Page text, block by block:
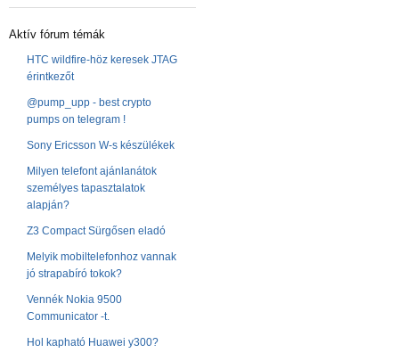
Aktív fórum témák
HTC wildfire-höz keresek JTAG
érintkezőt
@pump_upp - best crypto
pumps on telegram !
Sony Ericsson W-s készülékek
Milyen telefont ajánlanátok
személyes tapasztalatok
alapján?
Z3 Compact Sürgősen eladó
Melyik mobiltelefonhoz vannak
jó strapabíró tokok?
Vennék Nokia 9500
Communicator -t.
Hol kapható Huawei y300?